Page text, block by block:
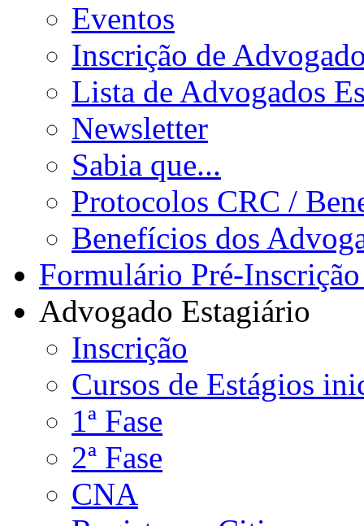
Eventos
Inscrição de
Lista de Advogados
Newsletter
Sabia que...
Protocolos CRC /
Benefícios dos
Formulário Pré-
Advogado Estagiário
Inscrição
Cursos de Estágios
1ª Fase
2ª Fase
CNA